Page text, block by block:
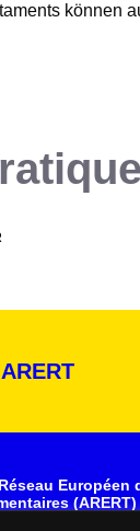
können
éèàüô*<>+=
éèàüô*<>+=
Européen
(ARERT)